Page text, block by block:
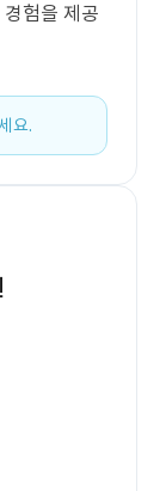
험을 제공
요.